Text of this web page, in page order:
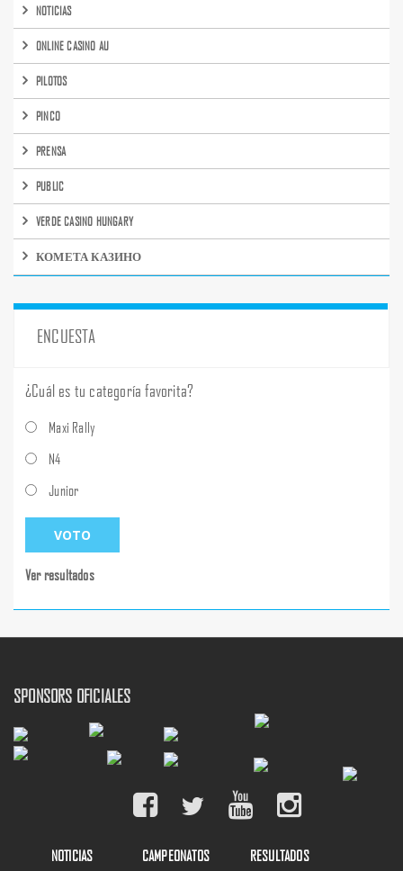
NOTICIAS
ONLINE CASINO AU
PILOTOS
PINCO
PRENSA
PUBLIC
VERDE CASINO HUNGARY
КОМЕТА КАЗИНО
ENCUESTA
¿Cuál es tu categoría favorita?
Maxi Rally
N4
Junior
Ver resultados
SPONSORS OFICIALES
NOTICIAS CAMPEONATOS RESULTADOS